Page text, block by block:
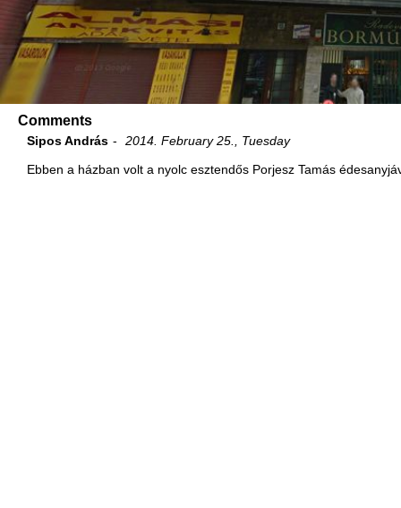
Comments
Sipos András 2014. February 25., Tuesday
Ebben a házban volt a nyolc esztendős Porjesz Tamás